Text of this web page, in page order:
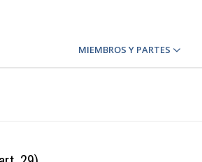
MIEMBROS Y PARTES